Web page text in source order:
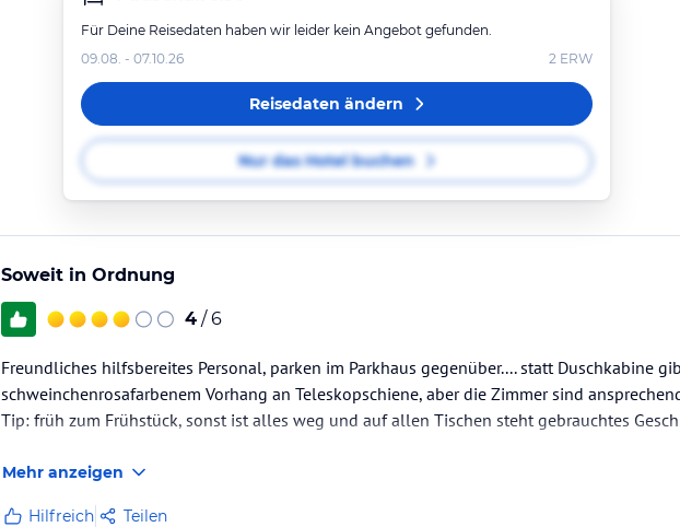
Für Deine Reisedaten haben wir leider kein Angebot gefunden.
09.08. - 07.10.26
2 ERW
Reisedaten ändern
Nur das Hotel buchen
Soweit in Ordnung
4 / 6
Freundliches hilfsbereites Personal, parken im Parkhaus gegenüber.... statt Duschkabine
schweinchenrosafarbenem Vorhang an Teleskopschiene, aber die Zimmer sind
Tip: früh zum Frühstück, sonst ist alles weg und auf allen Tischen steht gebrauchtes
Mehr anzeigen
Hilfreich Teilen